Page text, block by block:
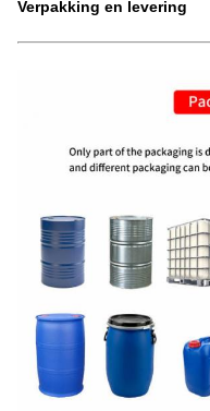
Verpakking en levering